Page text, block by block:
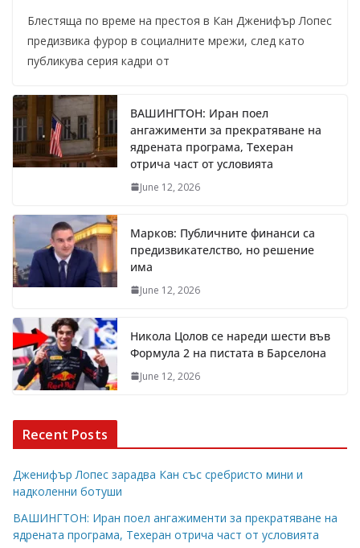
Блестяща по време на престоя в Кан Дженифър Лопес
предизвика фурор в социалните мрежи, след като
публикува серия кадри от
ВАШИНГТОН: Иран поел
ангажименти за прекратяване на
ядрената програма, Техеран
отрича част от условията
June 12, 2026
Марков: Публичните финанси са
предизвикателство, но решение
има
June 12, 2026
Никола Цолов се нареди шести във
Формула 2 на пистата в Барселона
June 12, 2026
Recent Posts
Дженифър Лопес зарадва Кан със сребристо мини и
надколенни ботуши
ВАШИНГТОН: Иран поел ангажименти за прекратяване на
ядрената програма, Техеран отрича част от условията